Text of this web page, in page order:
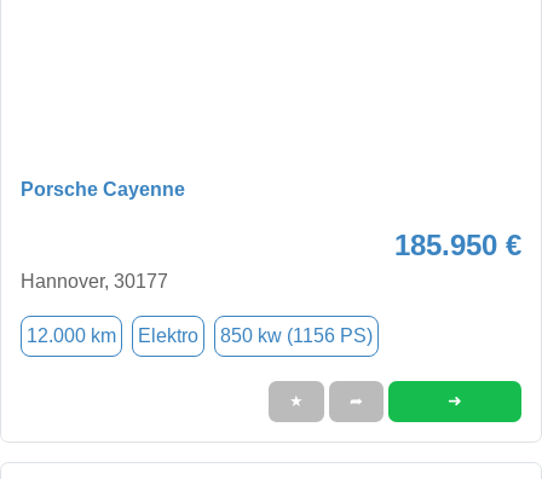
Porsche Cayenne
185.950 €
Hannover, 30177
12.000 km Elektro 850 kw (1156 PS)
★ ➦ ➜